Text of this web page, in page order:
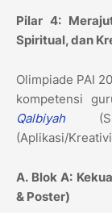
Pilar 4:
Spiritual, dan
Olimpiade PAI
kompetensi
Qalbiyah
(Aplikasi/
A. Blok A:
& Poster)